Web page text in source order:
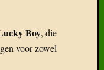
Boy, die
voor zowel